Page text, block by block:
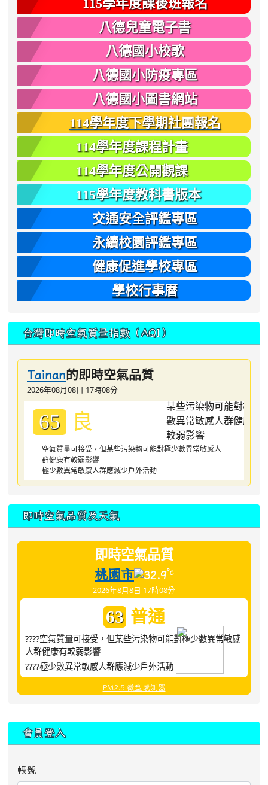
115學年度課後班報名
八德兒童電子書
八德國小校歌
八德國小防疫專區
八德國小圖書網站
114學年度下學期社團報名
114學年度課程計畫
114學年度公開觀課
115學年度教科書版本
交通安全評鑑專區
永續校園評鑑專區
健康促進學校專區
學校行事曆
台灣即時空氣質量指數（AQI）
Tainan的即時空氣品質
2026年08月08日 17時08分
65 良
空氣質量可接受，但某些污染物可能對極少數異常敏感人
群健康有較弱影響
極少數異常敏感人群應減少戶外活動
即時空氣品質及天氣
即時空氣品質
桃園市 32.9°c
2026年8月8日 17時08分
63 普通
????空氣質量可接受，但某些污染物可能對極少數異常敏感
人群健康有較弱影響
????極少數異常敏感人群應減少戶外活動
PM2.5 微型感測器
會員登入
帳號